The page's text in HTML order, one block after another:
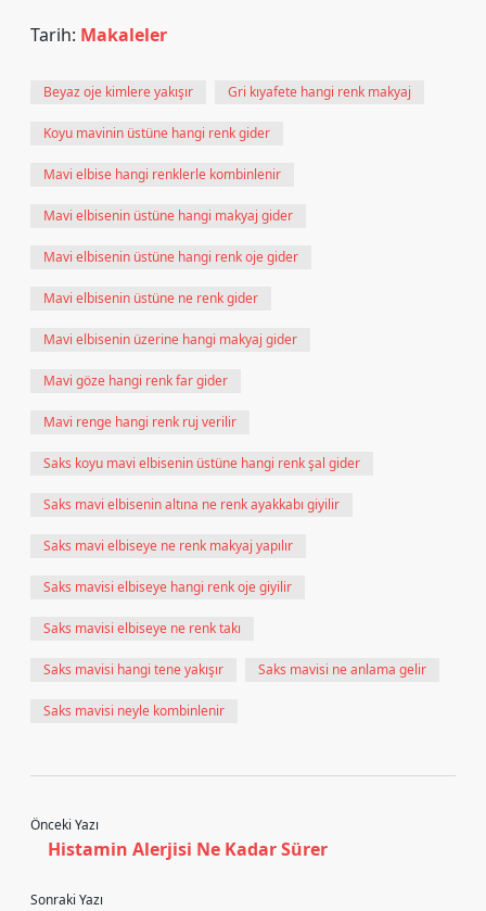
Tarih: Makaleler
Beyaz oje kimlere yakışır Gri kıyafete hangi renk makyaj
Koyu mavinin üstüne hangi renk gider
Mavi elbise hangi renklerle kombinlenir
Mavi elbisenin üstüne hangi makyaj gider
Mavi elbisenin üstüne hangi renk oje gider
Mavi elbisenin üstüne ne renk gider
Mavi elbisenin üzerine hangi makyaj gider
Mavi göze hangi renk far gider
Mavi renge hangi renk ruj verilir
Saks koyu mavi elbisenin üstüne hangi renk şal gider
Saks mavi elbisenin altına ne renk ayakkabı giyilir
Saks mavi elbiseye ne renk makyaj yapılır
Saks mavisi elbiseye hangi renk oje giyilir
Saks mavisi elbiseye ne renk takı
Saks mavisi hangi tene yakışır Saks mavisi ne anlama gelir
Saks mavisi neyle kombinlenir
Önceki Yazı
Histamin Alerjisi Ne Kadar Sürer
Sonraki Yazı